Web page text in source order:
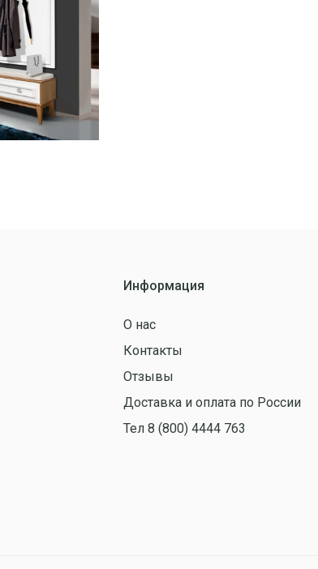
Информация
О нас
Контакты
Отзывы
Доставка и оплата по России
Тел 8 (800) 4444 763